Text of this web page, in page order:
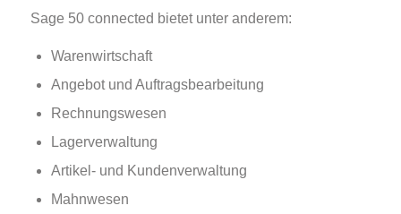
Sage 50 connected bietet unter anderem:
Warenwirtschaft
Angebot und Auftragsbearbeitung
Rechnungswesen
Lagerverwaltung
Artikel- und Kundenverwaltung
Mahnwesen